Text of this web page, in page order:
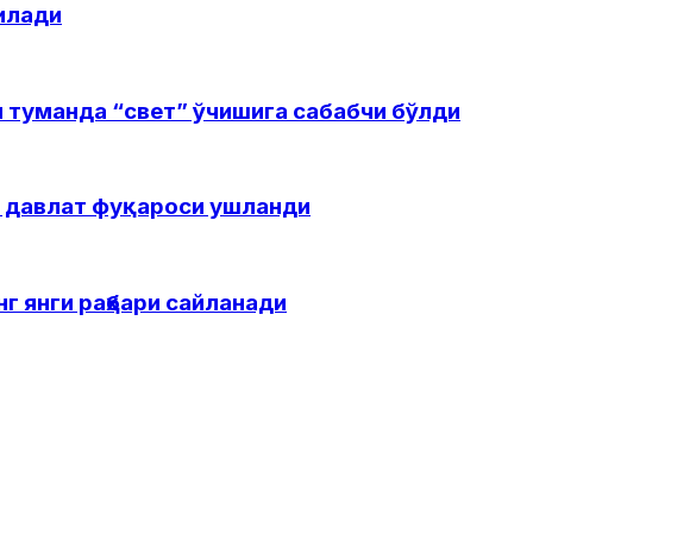
“свет” ўчишига сабабчи бўлди
давлат фуқароси ушланди
раҳбари сайланади